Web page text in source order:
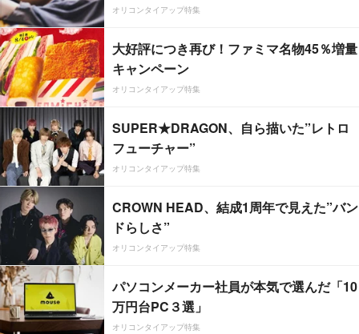
オリコンタイアップ特集
大好評につき再び！ファミマ名物45％増量
キャンペーン
オリコンタイアップ特集
SUPER★DRAGON、自ら描いた”レトロ
フューチャー”
オリコンタイアップ特集
CROWN HEAD、結成1周年で見えた”バン
ドらしさ”
オリコンタイアップ特集
パソコンメーカー社員が本気で選んだ「10
万円台PC３選」
オリコンタイアップ特集